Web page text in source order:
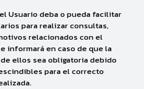
Usuario deba o pueda facilitar
para realizar consultas,
relacionados con el
informará en caso de que la
ellos sea obligatoria debido
para el correcto